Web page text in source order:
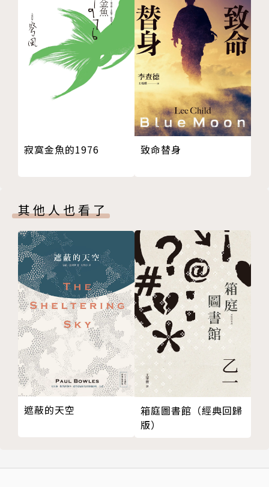
ⅩⅥ 幻想
ⅩⅦ 山澗
ⅩⅧ 留級
寂寞金魚的1976 致命替身
其他人也看了
遮蔽的天空
箱庭圖書館（經典回歸
版）